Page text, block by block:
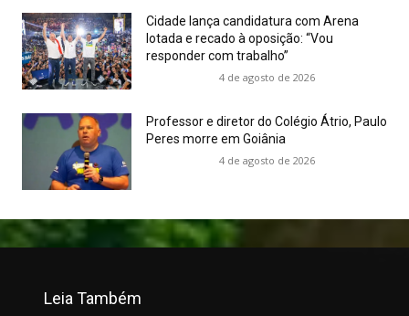
Cidade lança candidatura com Arena
lotada e recado à oposição: “Vou
responder com trabalho”
4 de agosto de 2026
Professor e diretor do Colégio Átrio, Paulo
Peres morre em Goiânia
4 de agosto de 2026
Leia Também